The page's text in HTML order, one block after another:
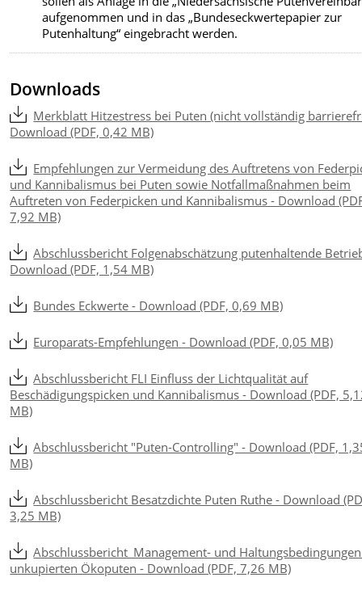
aufgenommen und in das „Bundeseckwertepapier zur
Putenhaltung“ eingebracht werden.
Downloads
Merkblatt Hitzestress bei Puten (nicht vollständig
Download (PDF, 0,42 MB)
Empfehlungen zur Vermeidung des Auftretens von
und Kannibalismus bei Puten sowie Notfallmaßnahmen beim
Auftreten von Federpicken und Kannibalismus - Download
7,92 MB)
Abschlussbericht Folgenabschätzung putenhaltende
Download (PDF, 1,54 MB)
Bundes Eckwerte - Download (PDF, 0,69 MB)
Europarats-Empfehlungen - Download (PDF, 0,05 MB)
Abschlussbericht FLI Einfluss der Lichtqualität auf
Beschädigungspicken und Kannibalismus - Download (PDF,
MB)
Abschlussbericht "Puten-Controlling" - Download (PDF,
MB)
Abschlussbericht Besatzdichte Puten Ruthe - Download
3,25 MB)
Abschlussbericht_Management- und
unkupierten Ökoputen - Download (PDF, 7,26 MB)